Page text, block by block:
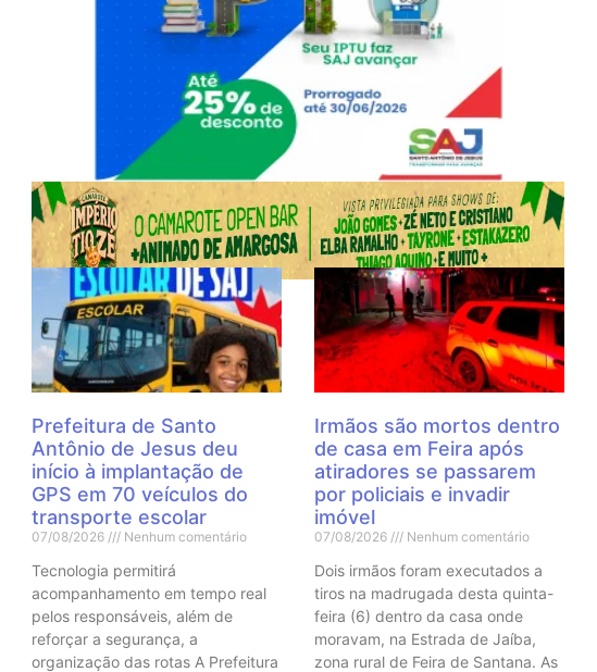
Mais Notícias
Prefeitura de Santo
Antônio de Jesus deu
início à implantação de
GPS em 70 veículos do
transporte escolar
07/08/2026 Nenhum comentário
Tecnologia permitirá
acompanhamento em tempo real
pelos responsáveis, além de
reforçar a segurança, a
organização das rotas A Prefeitura
Irmãos são mortos dentro
de casa em Feira após
atiradores se passarem
por policiais e invadir
imóvel
07/08/2026 Nenhum comentário
Dois irmãos foram executados a
tiros na madrugada desta quinta-
feira (6) dentro da casa onde
moravam, na Estrada de Jaíba,
zona rural de Feira de Santana. As